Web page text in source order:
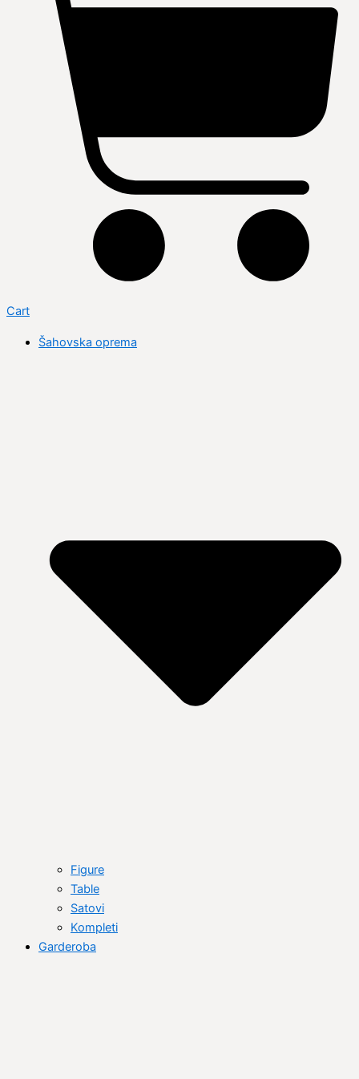
Cart
Šahovska oprema
Figure
Table
Satovi
Kompleti
Garderoba